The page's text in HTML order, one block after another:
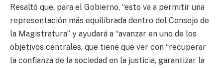
Resaltó que, para el Gobierno, “esto va a permitir una
representación más equilibrada dentro del Consejo de
la Magistratura” y ayudará a “avanzar en uno de los
objetivos centrales, que tiene que ver con “recuperar
la confianza de la sociedad en la justicia, garantizar la